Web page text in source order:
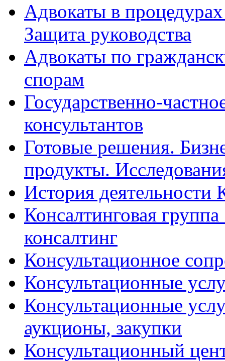
Адвокаты в
Защита руководства
Адвокаты по
спорам
Государственно-
консультантов
Готовые решения.
продукты.
История деятельности
Консалтинговая
консалтинг
Консультационное
Консультационные
Консультационные
аукционы, закупки
Консультационный